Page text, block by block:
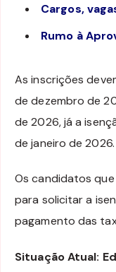
Cargos,
Rumo à
As inscrições
de dezembro de
de 2026, já a
de janeiro de 2026.
Os candidatos
para solicitar a
pagamento das
Situação Atual: